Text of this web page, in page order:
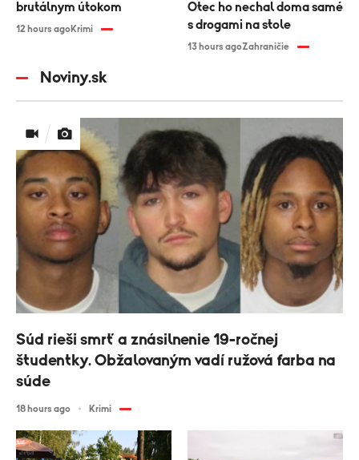
brutálnym útokom
12 hours agoKrimi
Otec ho nechal doma samé
s drogami na stole
13 hours agoZahraničie
Noviny.sk
Súd rieši smrť a znásilnenie 19-ročnej
študentky. Obžalovaným vadí ružová farba na
súde
18 hours ago Krimi